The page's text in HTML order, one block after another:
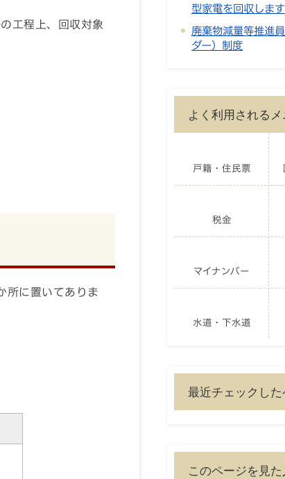
工程上、回収対象
所に置いてありま
型家電を回収します
廃棄物減量等推進
ダー）制度
よく利用される
戸籍・住民票
税金
マイナンバー
水道・下水道
最近チェックした
このページを見